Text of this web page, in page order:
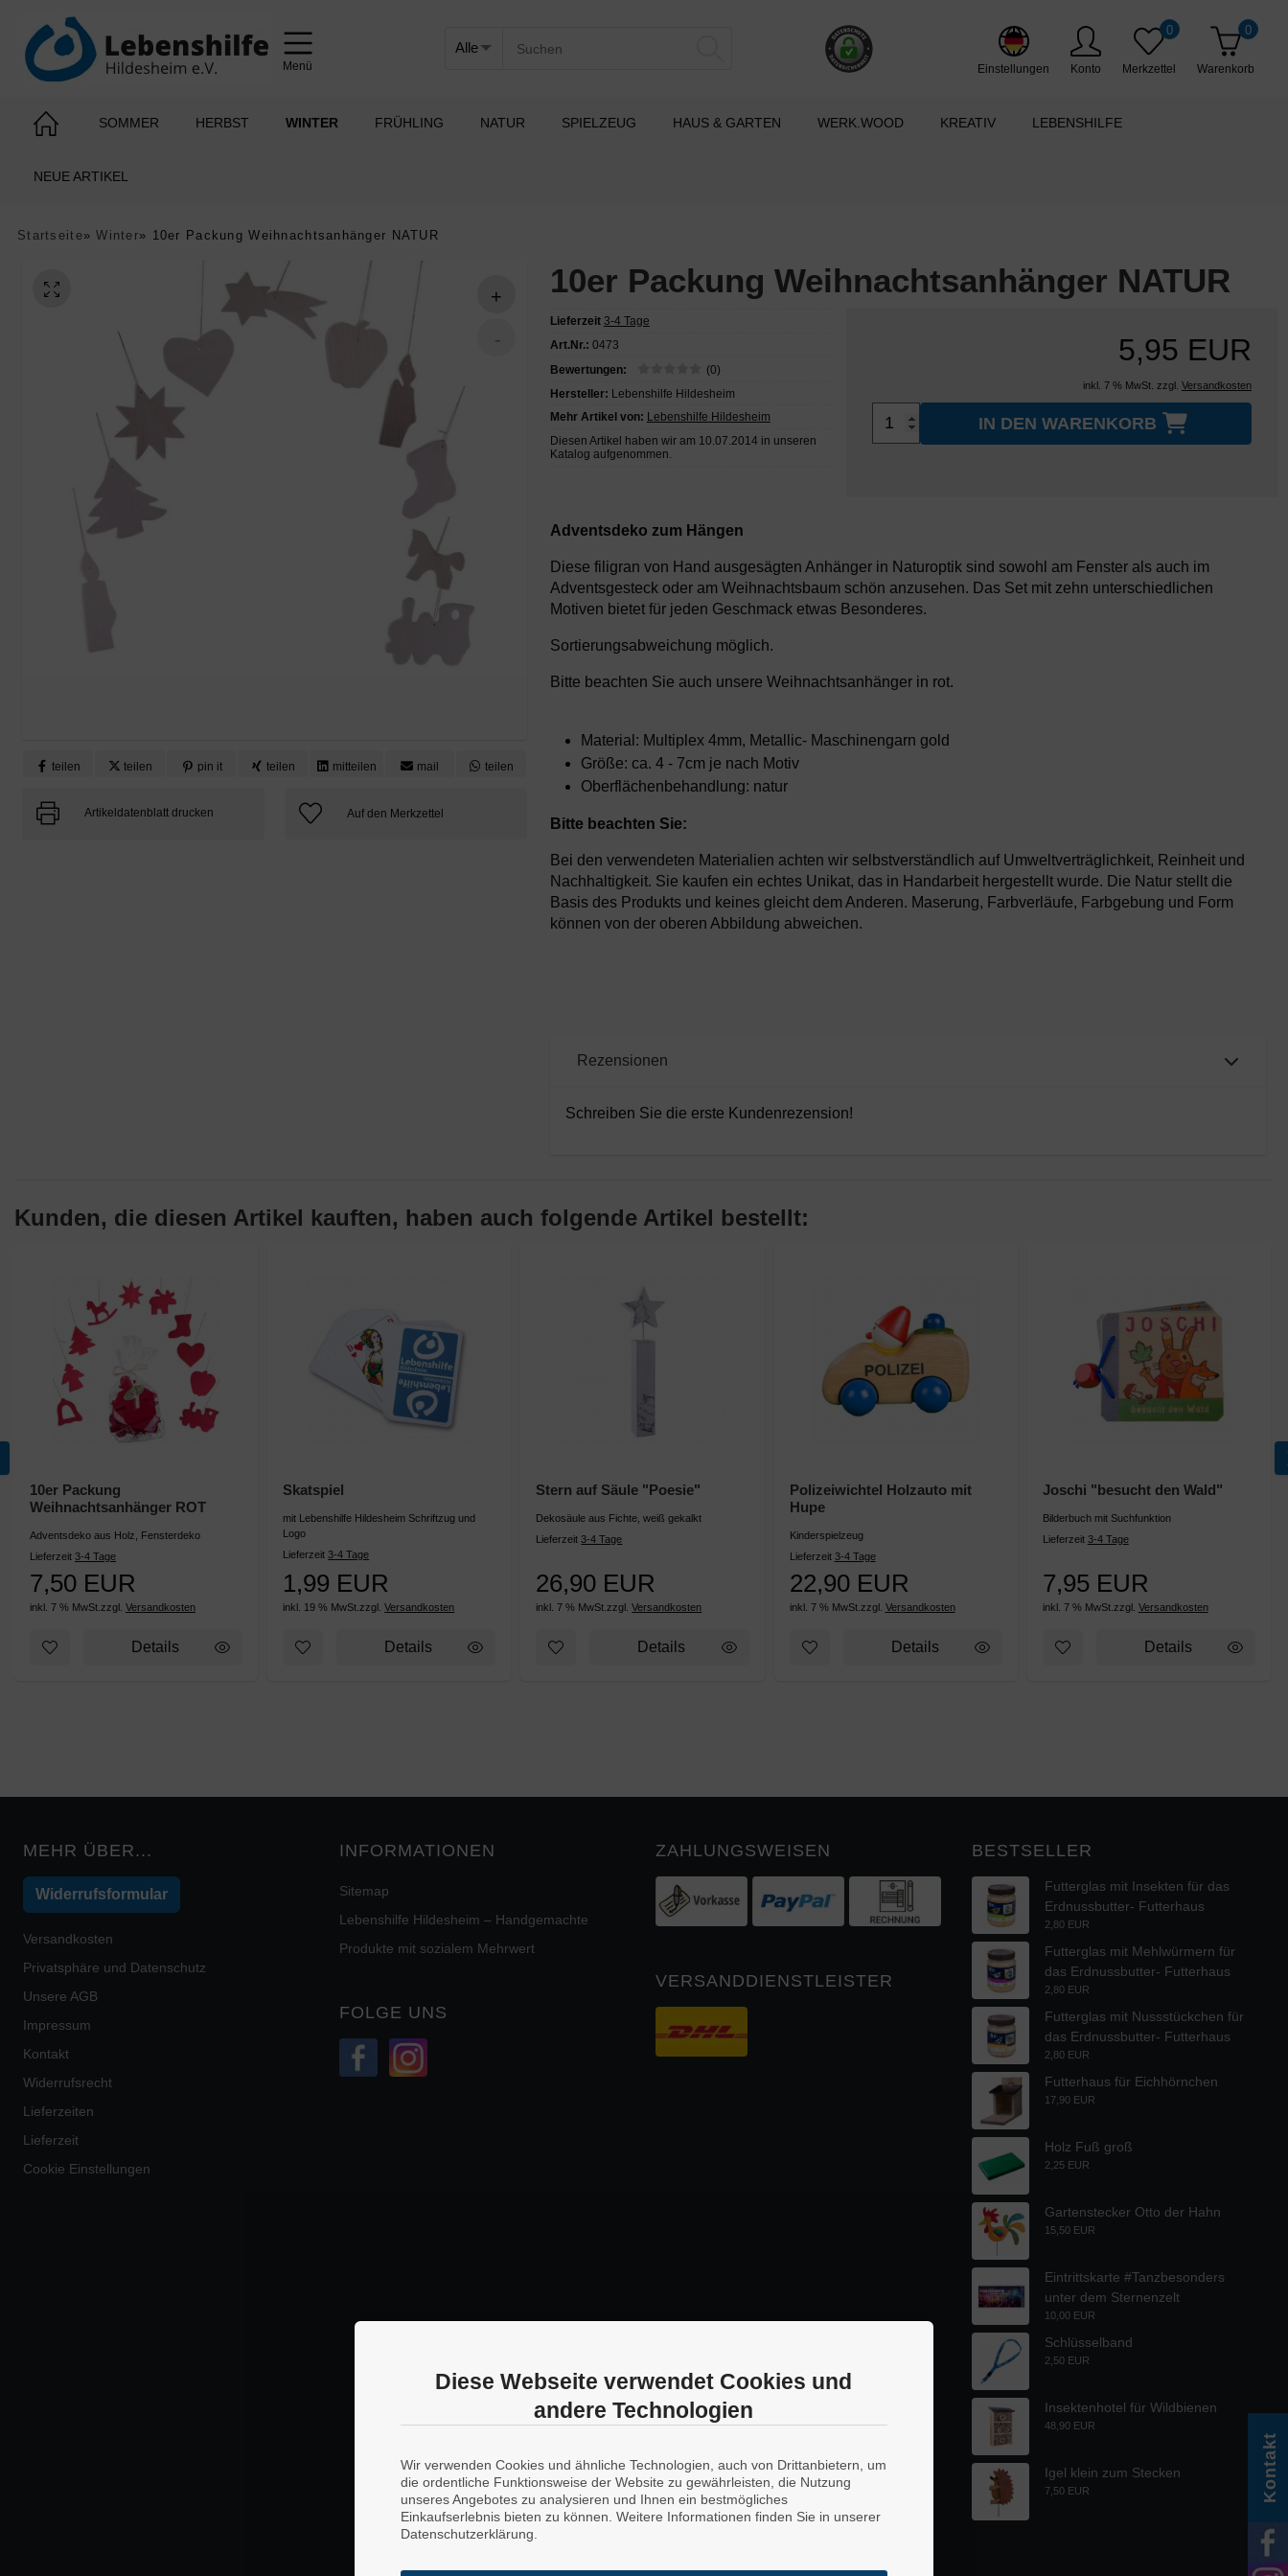
Menü Einstellungen Konto Merkzettel
0
Warenkorb
0
SOMMER HERBST WINTER FRÜHLING NATUR SPIELZEUG HAUS & GARTEN WERK.WOOD KREATIV LEBENSHILFE
NEUE ARTIKEL
Startseite»Winter» 10er Packung Weihnachtsanhänger NATUR
teilen teilen pin it teilen mitteilen mail teilen
Artikeldatenblatt drucken
10er Packung Weihnachtsanhänger NATUR
Lieferzeit 3-4 Tage
Art.Nr.: 0473
Bewertungen:
(0)
Hersteller: Lebenshilfe Hildesheim
Mehr Artikel von: Lebenshilfe Hildesheim
Diesen Artikel haben wir am 10.07.2014 in unseren
Katalog aufgenommen.
5,95 EUR
inkl. 7 % MwSt. zzgl. Versandkosten
IN DEN WARENKORB
Adventsdeko zum Hängen
Diese filigran von Hand ausgesägten Anhänger in Naturoptik sind sowohl am Fenster als auch im
Adventsgesteck oder am Weihnachtsbaum schön anzusehen. Das Set mit zehn unterschiedlichen
Motiven bietet für jeden Geschmack etwas Besonderes.
Sortierungsabweichung möglich.
Bitte beachten Sie auch unsere Weihnachtsanhänger in rot.
Material: Multiplex 4mm, Metallic- Maschinengarn gold
Größe: ca. 4 - 7cm je nach Motiv
Oberflächenbehandlung: natur
Bitte beachten Sie:
Bei den verwendeten Materialien achten wir selbstverständlich auf Umweltverträglichkeit, Reinheit und
Nachhaltigkeit. Sie kaufen ein echtes Unikat, das in Handarbeit hergestellt wurde. Die Natur stellt die
Basis des Produkts und keines gleicht dem Anderen. Maserung, Farbverläufe, Farbgebung und Form
können von der oberen Abbildung abweichen.
Rezensionen
Schreiben Sie die erste Kundenrezension!
Kunden, die diesen Artikel kauften, haben auch folgende Artikel bestellt:
10er Packung
Weihnachtsanhänger ROT
Adventsdeko aus Holz, Fensterdeko
Lieferzeit 3-4 Tage
7,50 EUR
inkl. 7 % MwSt. zzgl. Versandkosten
Zum Merkzettel hinzufügen: 10er Packung Weihnachtsanhänger ROT
Details
Skatspiel
mit Lebenshilfe Hildesheim Schriftzug und
Logo
Lieferzeit3-4 Tage
1,99 EUR
inkl. 19 % MwSt. zzgl.Versandkosten
Zum Merkzettel hinzufügen: Skatspiel
Details
Stern auf Säule "Poesie"
Dekosäule aus Fichte, weiß gekalkt
Lieferzeit3-4 Tage
26,90 EUR
inkl. 7 % MwSt. zzgl.Versandkosten
Zum Merkzettel hinzufügen: Stern auf Säule "Poesie"
Details
Polizeiwichtel Holzauto mit
Hupe
Kinderspielzeug
Lieferzeit 3-4 Tage
22,90 EUR
inkl. 7 % MwSt. zzgl. Versandkosten
Zum Merkzettel hinzufügen: Polizeiwichtel Holzauto mit Hupe
Details
Joschi "besucht den Wald"
Bilderbuch mit Suchfunktion
Lieferzeit 3-4 Tage
7,95 EUR
inkl. 7 % MwSt. zzgl. Versandkosten
Zum Merkzettel hinzufügen:
Details
MEHR ÜBER...
Widerrufsformular
Versandkosten
Privatsphäre und Datenschutz
Unsere AGB
Impressum
Kontakt
Widerrufsrecht
Lieferzeiten
Lieferzeit
Cookie Einstellungen
INFORMATIONEN
Sitemap
Lebenshilfe Hildesheim – Handgemachte
Produkte mit sozialem Mehrwert
FOLGE UNS
Kontakt
ZAHLUNGSWEISEN
VERSANDDIENSTLEISTER
BESTSELLER
Futterglas mit Insekten für das
Erdnussbutter- Futterhaus
2,80 EUR
Futterglas mit Mehlwürmern für
das Erdnussbutter- Futterhaus
2,80 EUR
Futterglas mit Nussstückchen für
das Erdnussbutter- Futterhaus
2,80 EUR
Futterhaus für Eichhörnchen
17,90 EUR
Holz Fuß groß
2,25 EUR
Gartenstecker Otto der Hahn
15,50 EUR
Eintrittskarte #Tanzbesonders
unter dem Sternenzelt
10,00 EUR
Schlüsselband
2,50 EUR
Insektenhotel für Wildbienen
48,90 EUR
Igel klein zum Stecken
7,50 EUR
Diese Webseite verwendet Cookies und
andere Technologien
Wir verwenden Cookies und ähnliche Technologien, auch von Drittanbietern, um
die ordentliche Funktionsweise der Website zu gewährleisten, die Nutzung
unseres Angebotes zu analysieren und Ihnen ein bestmögliches
Einkaufserlebnis bieten zu können. Weitere Informationen finden Sie in unserer
Datenschutzerklärung.